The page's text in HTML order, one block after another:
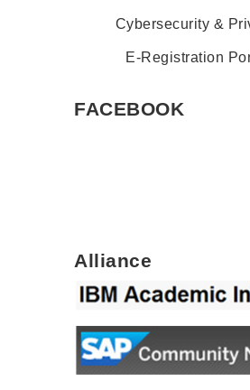
Cybersecurity &
E-Registration
FACEBOOK
Alliance